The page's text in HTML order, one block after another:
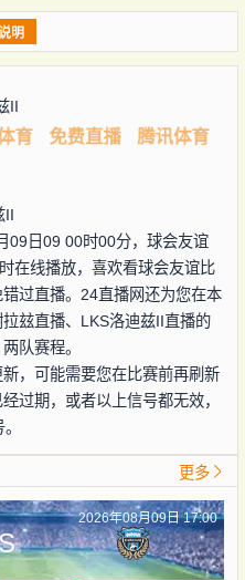
明
II
育 免费直播 腾讯体育
II
09日09 00时00分，球会友谊
在线播放，喜欢看球会友谊比
过直播。24直播网还为您在本
玆直播、LKS洛迪兹II直播的
队赛程。
，可能需要您在比赛前再刷新
过期，或者以上信号都无效，
更多
2026年08月09日 17:00